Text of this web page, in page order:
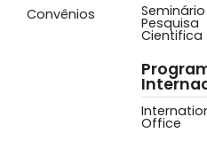
Convênios
Pesquisa
Cientifica
Office